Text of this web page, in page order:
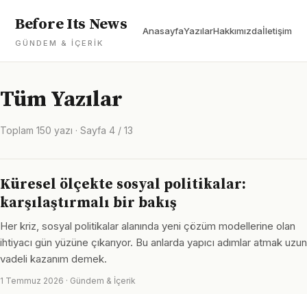
Before Its News
GÜNDEM & İÇERIK
AnasayfaYazılarHakkımızdaİletişim
Tüm Yazılar
Toplam 150 yazı · Sayfa 4 / 13
Küresel ölçekte sosyal politikalar:
karşılaştırmalı bir bakış
Her kriz, sosyal politikalar alanında yeni çözüm modellerine olan
ihtiyacı gün yüzüne çıkarıyor. Bu anlarda yapıcı adımlar atmak uzun
vadeli kazanım demek.
1 Temmuz 2026 · Gündem & İçerik